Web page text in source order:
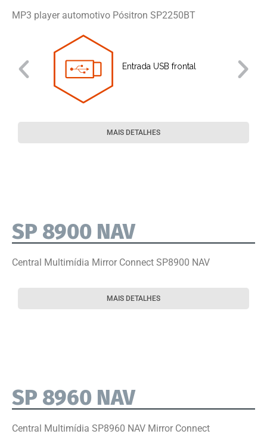
MP3 player automotivo Pósitron SP2250BT
Entrada USB frontal
MAIS DETALHES
SP 8900 NAV
Central Multimídia Mirror Connect SP8900 NAV
MAIS DETALHES
SP 8960 NAV
Central Multimídia SP8960 NAV Mirror Connect